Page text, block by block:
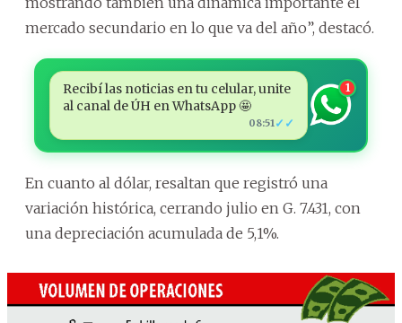
mercado secundario en lo que va del año”, destacó.
Recibí las noticias en tu celular, unite
al canal de ÚH en WhatsApp 🤩
08:51 ✓✓
1
En cuanto al dólar, resaltan que registró una
variación histórica, cerrando julio en G. 7.431, con
una depreciación acumulada de 5,1%.